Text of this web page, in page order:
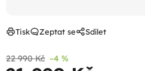
22 990 Kč –4 %
Tisk Zeptat se Sdílet